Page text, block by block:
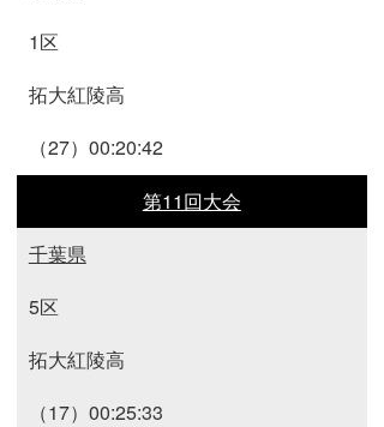
1区
拓大紅陵高
（27）00:20:42
第11回大会
千葉県
5区
拓大紅陵高
（17）00:25:33